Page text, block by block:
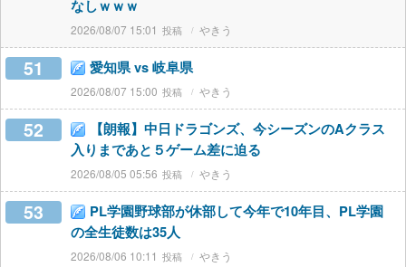
なしｗｗｗ
2026/08/07 15:01 やきう
51 愛知県 vs 岐阜県
2026/08/07 15:00 やきう
52
【朗報】中日ドラゴンズ、今シーズンのAクラス
入りまであと５ゲーム差に迫る
2026/08/05 05:56 やきう
53
PL学園野球部が休部して今年で10年目、PL学園
の全生徒数は35人
2026/08/06 10:11 やきう